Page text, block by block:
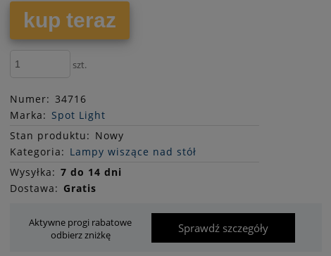
kup teraz
szt.
Numer: 34716
Marka: Spot Light
Stan produktu: Nowy
Kategoria: Lampy wiszące nad stół
Wysyłka: 7 do 14 dni
Dostawa: Gratis
Aktywne progi rabatowe
odbierz zniżkę
Sprawdź szczegóły